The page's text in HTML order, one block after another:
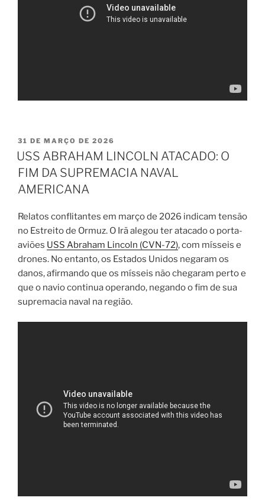
PUBLICADO
EM
31 DE MARÇO DE 2026
USS ABRAHAM LINCOLN ATACADO: O
FIM DA SUPREMACIA NAVAL
AMERICANA
Relatos conflitantes em março de 2026 indicam tensão
no Estreito de Ormuz. O Irã alegou ter atacado o porta-
aviões USS Abraham Lincoln (CVN-72), com mísseis e
drones. No entanto, os Estados Unidos negaram os
danos, afirmando que os mísseis não chegaram perto e
que o navio continua operando, negando o fim de sua
supremacia naval na região.